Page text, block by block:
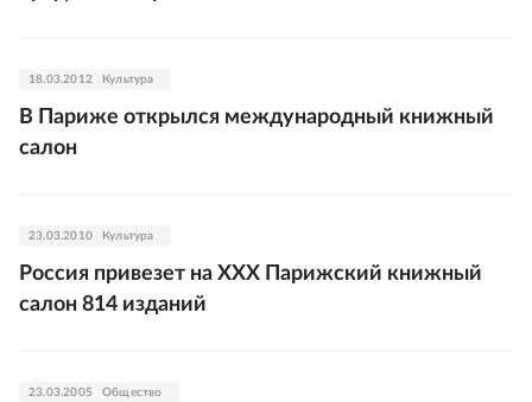
18.03.2012 Культура
В Париже открылся международный книжный
салон
23.03.2010 Культура
Россия привезет на XXX Парижский книжный
салон 814 изданий
23.03.2005 Общество